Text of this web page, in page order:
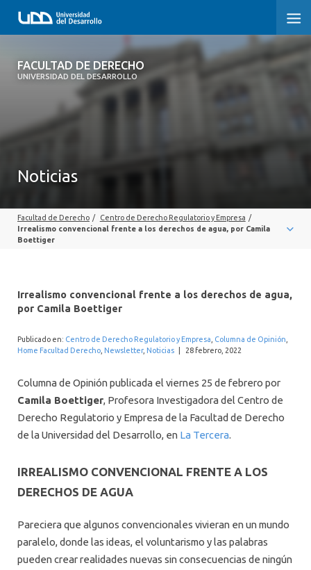
FACULTAD DE DERECHO
UNIVERSIDAD DEL DESARROLLO
FACULTAD DE DERECHO
SOBRE LA FACULTAD
PROFESORES
INTERNACIONAL
Noticias
Facultad de Derecho / Centro de Derecho Regulatorio y Empresa /
Irrealismo convencional frente a los derechos de agua, por Camila
Boettiger
Irrealismo convencional frente a los derechos de agua,
por Camila Boettiger
Publicado en: Centro de Derecho Regulatorio y Empresa Columna de Opinión
Home Facultad Derecho Newsletter, Noticias 28 febrero, 2022
Columna de Opinión publicada el viernes 25 de febrero por
Camila Boettiger, Profesora Investigadora del Centro de
Derecho Regulatorio y Empresa de la Facultad de Derecho
de la Universidad del Desarrollo, en La Tercera.
IRREALISMO CONVENCIONAL FRENTE A LOS
DERECHOS DE AGUA
Pareciera que algunos convencionales vivieran en un mundo
paralelo, donde las ideas, el voluntarismo y las palabras
pueden crear realidades nuevas sin consecuencias de ningún